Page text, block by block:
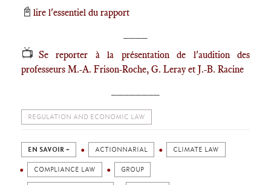
📓 lire l'essentiel du rapport
📺 Se reporter à la présentation de l'audition des
professeurs M.-A. Frison-Roche, G. Leray et J.-B. Racine
REGULATION AND ECONOMIC LAW
EN SAVOIR + ACTIONNARIAL CLIMATE LAW
COMPLIANCE LAW GROUP